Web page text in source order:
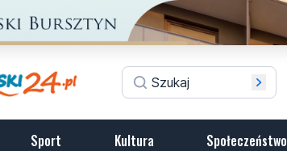
Sport Kultura Społeczeństwo